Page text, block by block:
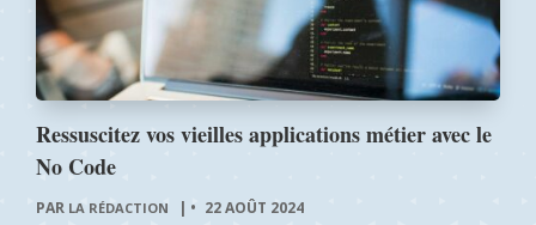
Ressuscitez vos vieilles applications métier avec le
No Code
PAR LA RÉDACTION | 22 AOÛT 2024